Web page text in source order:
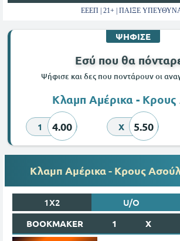
ΕΕΕΠ | 21+ | ΠΑΙΞΕ
ΨΗΦΙΣΕ
Εσύ που θα
Ψήφισε και δες που ποντάρουν οι
Κλαμπ Αμέρικα -
1 4.00 X 5.50
Κλαμπ Αμέρικα - Κρους
1X2 U/O
BOOKMAKER
1 X